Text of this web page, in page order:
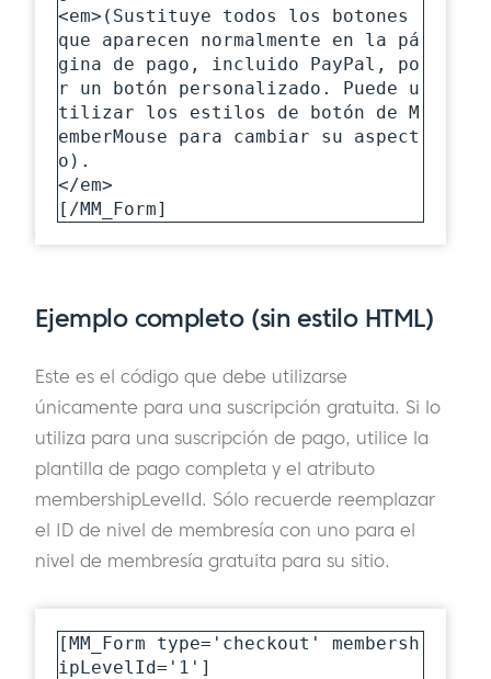
<em>(Sustituye todos los botones
que aparecen normalmente en la pá
gina de pago, incluido PayPal, po
r un botón personalizado. Puede u
tilizar los estilos de botón de M
emberMouse para cambiar su aspect
o).
</em>
[/MM_Form]
Ejemplo completo (sin estilo HTML)
Este es el código que debe utilizarse
únicamente para una suscripción gratuita. Si lo
utiliza para una suscripción de pago, utilice la
plantilla de pago completa y el atributo
membershipLevelId. Sólo recuerde reemplazar
el ID de nivel de membresía con uno para el
nivel de membresía gratuita para su sitio.
[MM_Form type='checkout' membersh
ipLevelId='1']